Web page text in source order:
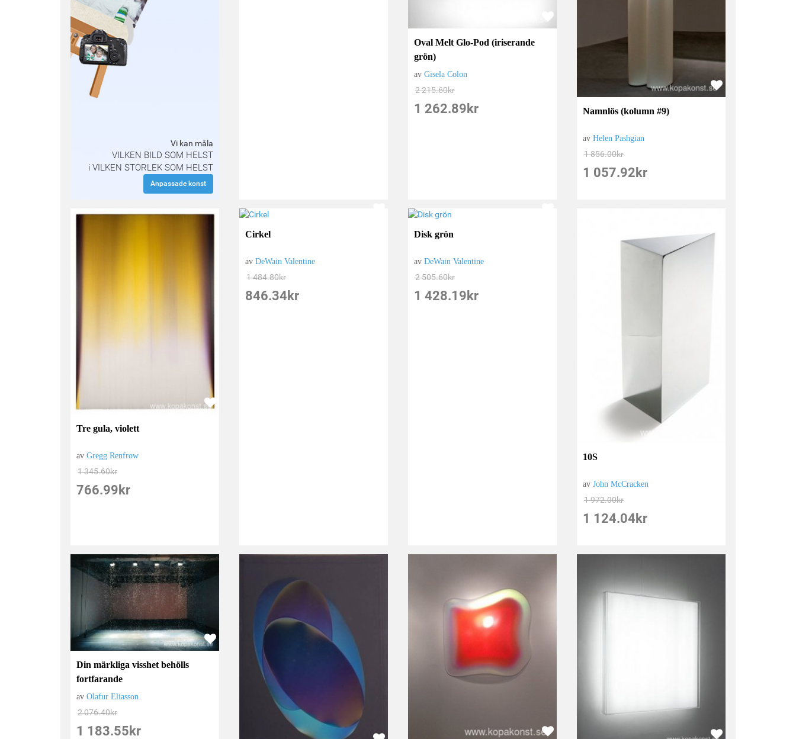
Vi kan måla
VILKEN BILD SOM HELST
i VILKEN STORLEK SOM HELST
Anpassade konst
Oval Melt Glo-Pod (iriserande
grön)
avGisela Colon
2 215.60kr
1 262.89 kr Namnlös (kolumn #9)
avHelen Pashgian
1 856.00kr
1 057.92 kr
Tre gula, violett
avGregg Renfrow
1 345.60kr
766.99 kr
Cirkel
avDeWain Valentine
1 484.80kr
846.34 kr
Disk grön
avDeWain Valentine
2 505.60kr
1 428.19 kr
10S
avJohn McCracken
1 972.00kr
1 124.04 kr
Din märkliga visshet behölls
fortfarande
avOlafur Eliasson
2 076.40kr
1 183.55 kr